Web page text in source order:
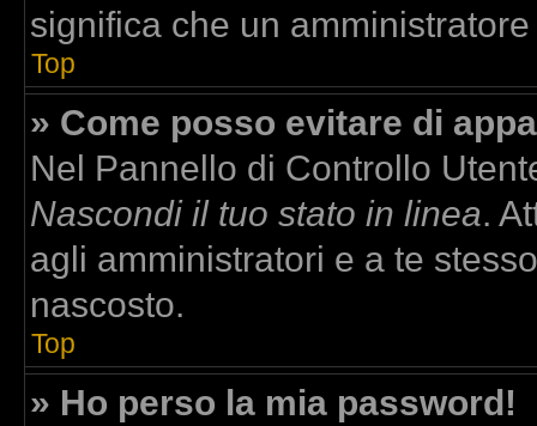
significa che un
Top
» Come posso evitare di
Nel Pannello di Controllo
Nascondi il tuo stato in linea.
agli amministratori e a te
nascosto.
Top
» Ho perso la mia password!